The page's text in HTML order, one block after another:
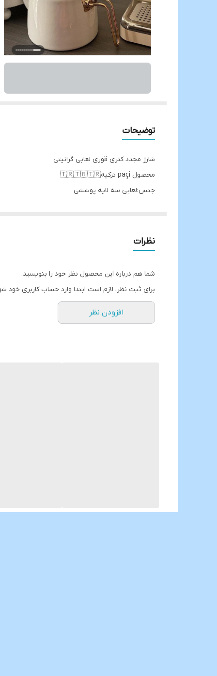
توضیحات
شارژ مجدد کتری قوری لعابی گرانیتی
محصول paçi ترکیه🇹🇷🇹🇷🇹🇷
جنس:لعابی سه لایه پوششی
ظرفیت کتری:2 لیتر
ظرفیت قوری:1 لیتر
نظرات
شما هم درباره این محصول نظر خود را بنویسید.
برای ثبت نظر، لازم است ابتدا وارد حساب کاربری خود
افزودن نظر